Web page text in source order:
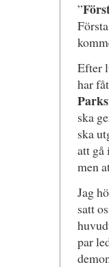
”
Efter
har
ska
ska
att gå
men
Jag
satt
par